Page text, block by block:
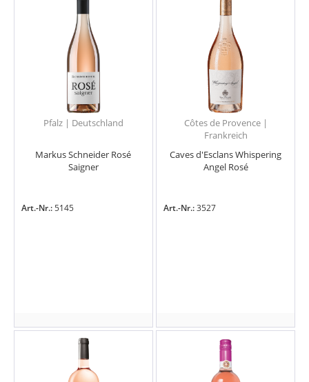
Pfalz | Deutschland
Markus Schneider Rosé
Saigner
Art.-Nr.:5145
Côtes de Provence |
Frankreich
Caves d'Esclans Whispering
Angel Rosé
Art.-Nr.:3527